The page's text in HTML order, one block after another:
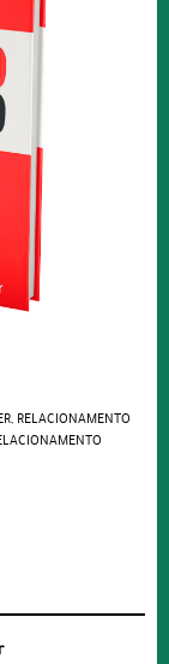
, RELACIONAMENTO